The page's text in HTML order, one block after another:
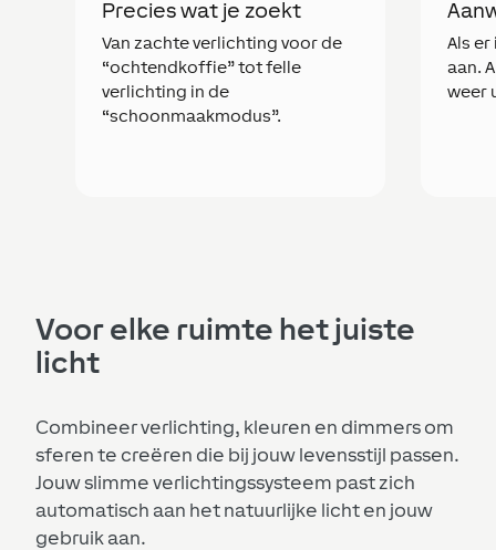
Precies wat je zoekt
Van zachte verlichting voor de
“ochtendkoffie” tot felle
verlichting in de
“schoonmaakmodus”.
Als
aan.
weer
Voor elke ruimte het juiste
licht
Combineer verlichting, kleuren en dimmers om
sferen te creëren die bij jouw levensstijl passen.
Jouw slimme verlichtingssysteem past zich
automatisch aan het natuurlijke licht en jouw
gebruik aan.